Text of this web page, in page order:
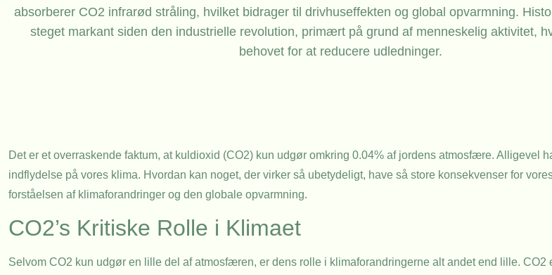
absorberer CO2 infrarød stråling, hvilket bidrager til drivhuseffekten og global opvarmning.
steget markant siden den industrielle revolution, primært på grund af menneskelig aktivitet,
behovet for at reducere udledninger.
Det er et overraskende faktum, at kuldioxid (CO2) kun udgør omkring 0.04% af jordens atmosfære. Alligevel
indflydelse på vores klima. Hvordan kan noget, der virker så ubetydeligt, have så store konsekvenser for
forståelsen af klimaforandringer og den globale opvarmning.
CO2’s Kritiske Rolle i Klimaet
Selvom CO2 kun udgør en lille del af atmosfæren, er dens rolle i klimaforandringerne alt andet end lille. CO2